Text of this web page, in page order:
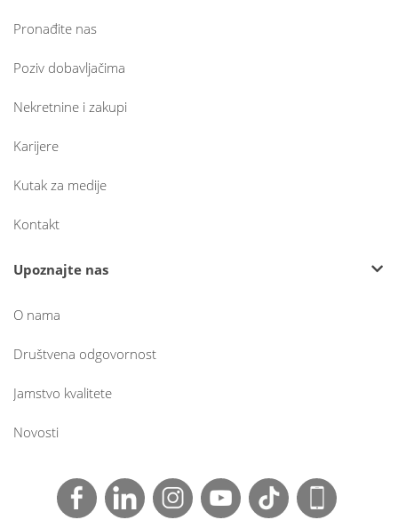
Pronađite nas
Poziv dobavljačima
Nekretnine i zakupi
Karijere
Kutak za medije
Kontakt
Upoznajte nas
O nama
Društvena odgovornost
Jamstvo kvalitete
Novosti